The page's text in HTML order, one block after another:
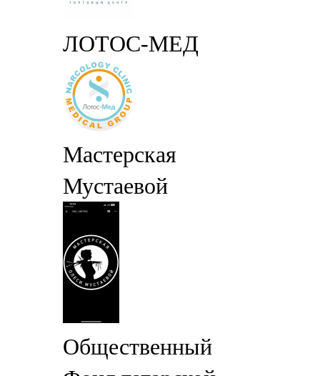
ЛОТОС-МЕД
Мастерская
Мустаевой
Общественный